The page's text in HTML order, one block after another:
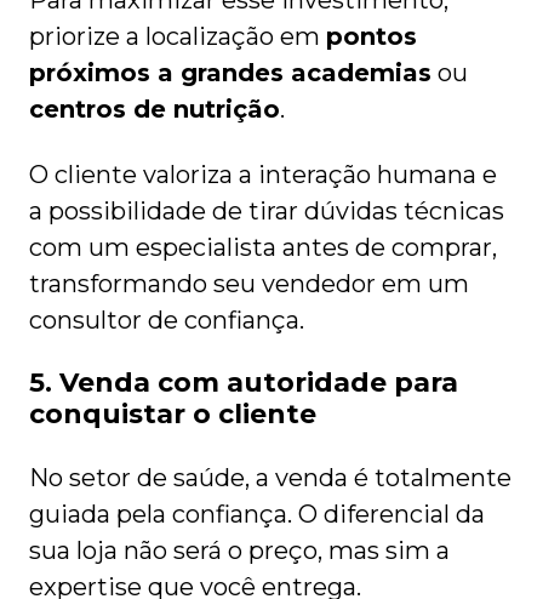
priorize a localização em pontos
próximos a grandes academias ou
centros de nutrição.
O cliente valoriza a interação humana e
a possibilidade de tirar dúvidas técnicas
com um especialista antes de comprar,
transformando seu vendedor em um
consultor de confiança.
5. Venda com autoridade para
conquistar o cliente
No setor de saúde, a venda é totalmente
guiada pela confiança. O diferencial da
sua loja não será o preço, mas sim a
expertise que você entrega.